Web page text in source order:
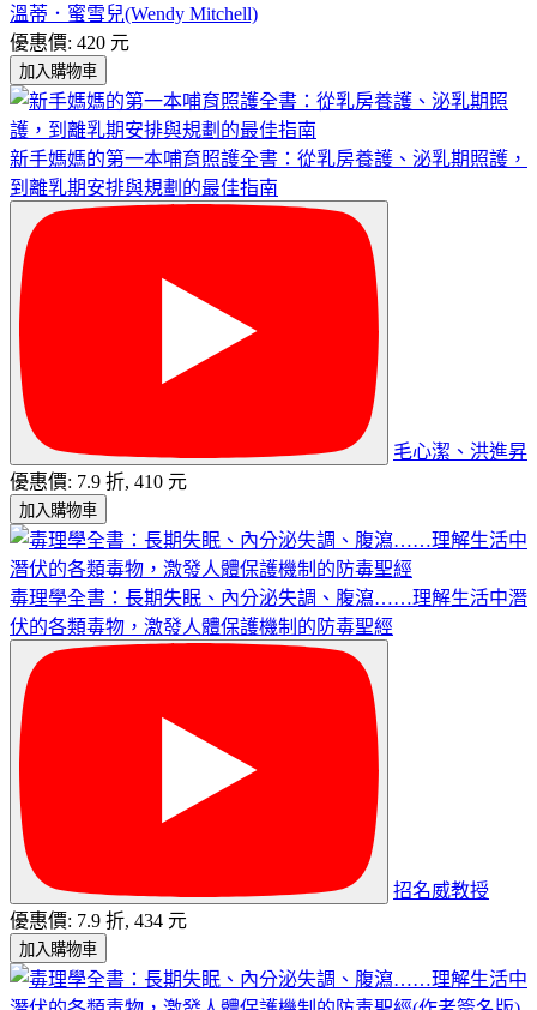
溫蒂．蜜雪兒(Wendy Mitchell)
優惠價: 420 元
加入購物車
新手媽媽的第一本哺育照護全書：從乳房養護、泌乳期照護，
到離乳期安排與規劃的最佳指南
毛心潔、洪進昇
優惠價: 7.9 折, 410 元
加入購物車
毒理學全書：長期失眠、內分泌失調、腹瀉……理解生活中潛
伏的各類毒物，激發人體保護機制的防毒聖經
招名威教授
優惠價: 7.9 折, 434 元
加入購物車